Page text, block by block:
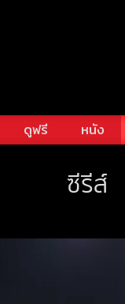
ดูฟรี หนัง
ซีรีส์